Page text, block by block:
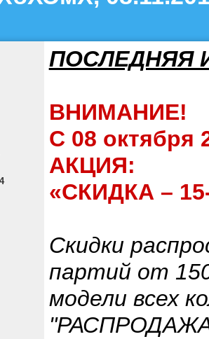
ПОСЛЕДНЯЯ
ВНИМАНИЕ!
С 08 октября
АКЦИЯ:
«СКИДКА –
Скидки
партий от
модели всех